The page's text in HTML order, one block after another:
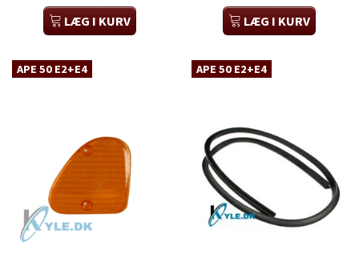
LÆG I KURV
LÆG I KURV
APE 50 E2+E4 APE 50 E2+E4